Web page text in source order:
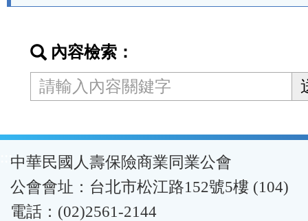
按
區
內容檢索：
:::中華民國人壽保險商業同業公會
公會會址：台北市松江路152號5樓 (104)
電話：(02)2561-2144